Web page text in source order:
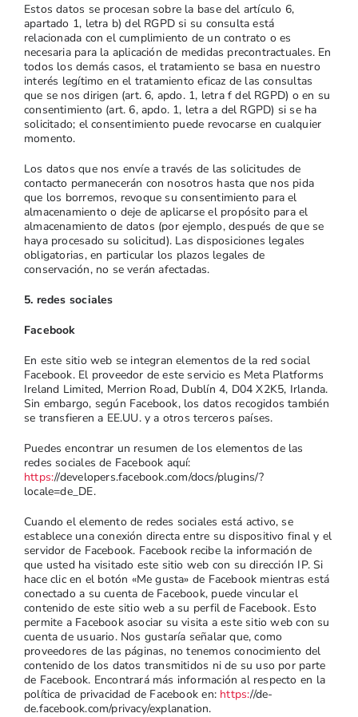
Estos datos se procesan sobre la base del artículo 6,
apartado 1, letra b) del RGPD si su consulta está
relacionada con el cumplimiento de un contrato o es
necesaria para la aplicación de medidas precontractuales. En
todos los demás casos, el tratamiento se basa en nuestro
interés legítimo en el tratamiento eficaz de las consultas
que se nos dirigen (art. 6, apdo. 1, letra f del RGPD) o en su
consentimiento (art. 6, apdo. 1, letra a del RGPD) si se ha
solicitado; el consentimiento puede revocarse en cualquier
momento.
Los datos que nos envíe a través de las solicitudes de
contacto permanecerán con nosotros hasta que nos pida
que los borremos, revoque su consentimiento para el
almacenamiento o deje de aplicarse el propósito para el
almacenamiento de datos (por ejemplo, después de que se
haya procesado su solicitud). Las disposiciones legales
obligatorias, en particular los plazos legales de
conservación, no se verán afectadas.
5. redes sociales
Facebook
En este sitio web se integran elementos de la red social
Facebook. El proveedor de este servicio es Meta Platforms
Ireland Limited, Merrion Road, Dublín 4, D04 X2K5, Irlanda.
Sin embargo, según Facebook, los datos recogidos también
se transfieren a EE.UU. y a otros terceros países.
Puedes encontrar un resumen de los elementos de las
redes sociales de Facebook aquí:
https://developers.facebook.com/docs/plugins/?
locale=de_DE.
Cuando el elemento de redes sociales está activo, se
establece una conexión directa entre su dispositivo final y el
servidor de Facebook. Facebook recibe la información de
que usted ha visitado este sitio web con su dirección IP. Si
hace clic en el botón «Me gusta» de Facebook mientras está
conectado a su cuenta de Facebook, puede vincular el
contenido de este sitio web a su perfil de Facebook. Esto
permite a Facebook asociar su visita a este sitio web con su
cuenta de usuario. Nos gustaría señalar que, como
proveedores de las páginas, no tenemos conocimiento del
contenido de los datos transmitidos ni de su uso por parte
de Facebook. Encontrará más información al respecto en la
política de privacidad de Facebook en: https://de-
de.facebook.com/privacy/explanation.